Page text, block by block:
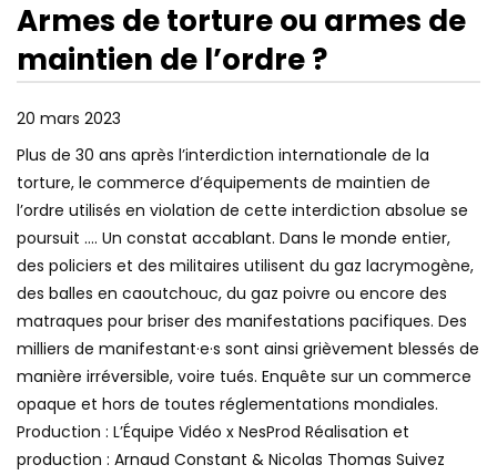
Watch Later
19:19
COMMENT LES ARMES SONIQUES
VONT AIDER LES POLICIERS À
MATER LES FOULES
15:41
INCONTRÔLABLE
Armes de torture ou armes de
maintien de l’ordre ?
20 mars 2023
Plus de 30 ans après l’interdiction internationale de la
torture, le commerce d’équipements de maintien de
l’ordre utilisés en violation de cette interdiction absolue se
poursuit …. Un constat accablant. Dans le monde entier,
des policiers et des militaires utilisent du gaz lacrymogène,
des balles en caoutchouc, du gaz poivre ou encore des
matraques pour briser des manifestations pacifiques. Des
milliers de manifestant·e·s sont ainsi grièvement blessés de
manière irréversible, voire tués. Enquête sur un commerce
opaque et hors de toutes réglementations mondiales.
Production : L’Équipe Vidéo x NesProd Réalisation et
production : Arnaud Constant & Nicolas Thomas Suivez